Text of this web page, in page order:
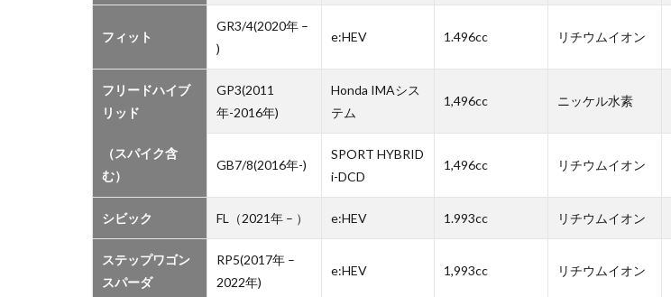
といく
る
ホ
ン
の
ハ
イ
ブ
ド
車
フィット
GR3/4(2020年 –
)
e:HEV 1.496cc リチウムイオン
フリードハイブ
リッド
（スパイク含
む）
GP3(2011
年-2016年)
Honda IMAシス
テム
1,496cc ニッケル水素
GB7/8(2016年-)
SPORT HYBRID
i-DCD
1,496cc リチウムイオン
シビック FL（2021年 – ） e:HEV 1.993cc リチウムイオン
ステップワゴン
スパーダ
RP5(2017年 –
2022年)
e:HEV 1,993cc リチウムイオン